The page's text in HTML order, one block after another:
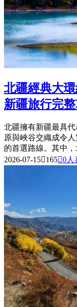
北疆經典大
新疆旅行完
北疆擁有新疆最具
原與峽谷交織成令
的首選路線。其中
2026-07-151650人